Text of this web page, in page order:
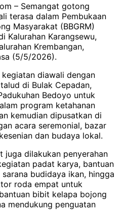
– Semangat gotong
terasa dalam Pembukaan
Masyarakat (BBGRM)
Kalurahan Karangsewu,
Krembangan,
(5/5/2026).
kegiatan diawali dengan
di Bulak Cepadan,
Bedoyo untuk
program ketahanan
kemudian dipusatkan di
acara seremonial, bazar
dan budaya lokal.
juga dilakukan penyerahan
padat karya, bantuan
sarana budidaya ikan, hingga
roda empat untuk
bibit kelapa bojong
mendukung penguatan